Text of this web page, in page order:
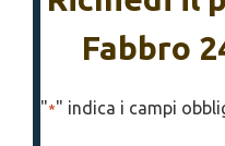
Fabbro
"*" indica i campi